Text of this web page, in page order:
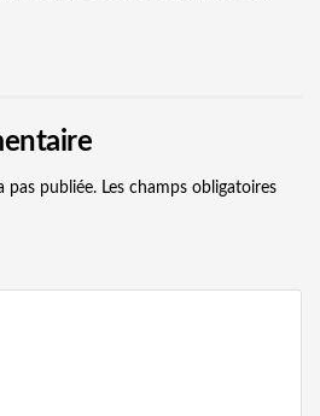
pas publiée. Les champs obligatoires